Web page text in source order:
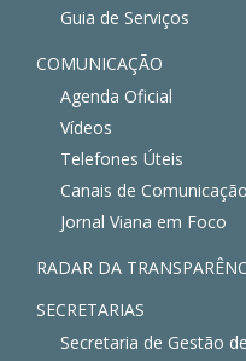
Guia de Serviços
COMUNICAÇÃO
Agenda Oficial
Vídeos
Telefones Úteis
Canais de Comunicação
Jornal Viana em Foco
RADAR DA
SECRETARIAS
Secretaria de Gestão